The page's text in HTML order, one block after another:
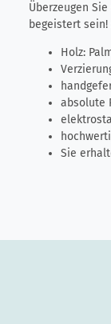
Überzeugen
begeistert sein!
Holz:
absolute
Sie